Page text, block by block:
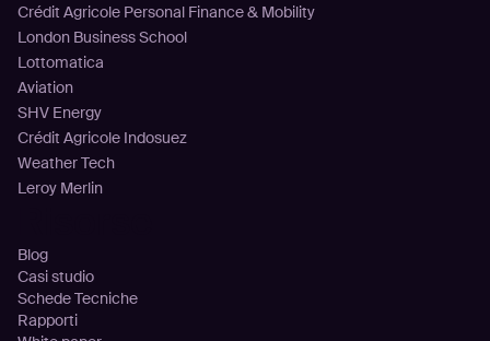
Crédit Agricole Personal Finance & Mobility
London Business School
Lottomatica
Aviation
SHV Energy
Crédit Agricole Indosuez
Weather Tech
Leroy Merlin
Blog
Casi studio
Schede Tecniche
Rapporti